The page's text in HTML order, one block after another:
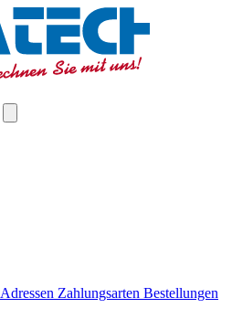
Adressen Zahlungsarten Bestellungen